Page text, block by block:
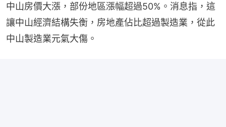
中山房價大漲，部份地區漲幅超過50%。消息指，這
讓中山經濟結構失衡，房地產佔比超過製造業，從此
中山製造業元氣大傷。